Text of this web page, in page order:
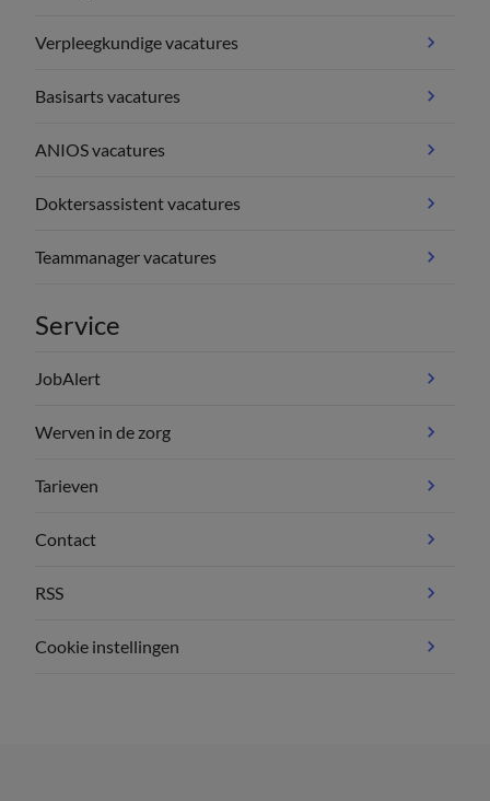
Verpleegkundige vacatures
Basisarts vacatures
ANIOS vacatures
Doktersassistent vacatures
Teammanager vacatures
Service
JobAlert
Werven in de zorg
Tarieven
Contact
RSS
Cookie instellingen